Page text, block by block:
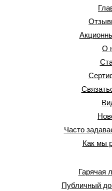
О
Часто
Как мы
Гарячая
Публичный